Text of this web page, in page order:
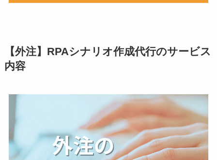
【外注】RPAシナリオ作成代行のサービス
内容